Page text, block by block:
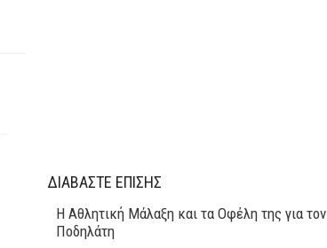
ΔΙΑΒΑΣΤΕ ΕΠΙΣΗΣ
Η Αθλητική Μάλαξη και τα Οφέλη της για τον
Ποδηλάτη